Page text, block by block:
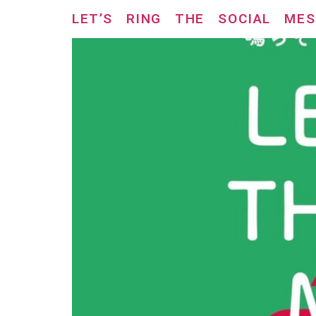
LET’S RING THE SOCIAL